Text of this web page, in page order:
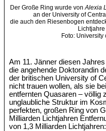
Der Große Ring wurde von Alexia
an der University of
die auch den Riesenbogen
Lichtjahre
Foto: University
Am 11. Jänner diesen
die angehende Doktorandin
der britischen University of
nicht trauen wollen, als sie
entfernten Quasaren – völlig
unglaubliche Struktur im
perfekten, großen Ring von
Milliarden Lichtjahren
von 1,3 Milliarden Lichtjahren: